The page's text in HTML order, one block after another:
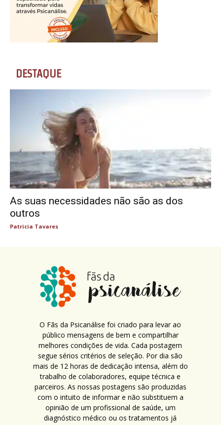
DESTAQUE
As suas necessidades não são as dos
outros
Patricia Tavares
O Fãs da Psicanálise foi criado para levar ao
público mensagens de bem e compartilhar
melhores condições de vida. Cada postagem
segue sérios critérios de seleção. Por dia são
mais de 12 horas de dedicação intensa, além do
trabalho de colaboradores, equipe técnica e
parceiros. As nossas postagens são produzidas
com o intuito de informar e não substituem a
opinião de um profissional de saúde, um
diagnóstico médico ou os tratamentos já